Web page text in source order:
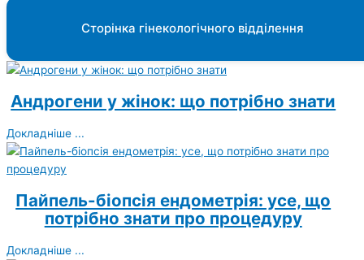
Сторінка гінекологічного відділення
Андрогени у жінок: що потрібно знати
Докладніше ...
Пайпель-біопсія ендометрія: усе, що
потрібно знати про процедуру
Докладніше ...